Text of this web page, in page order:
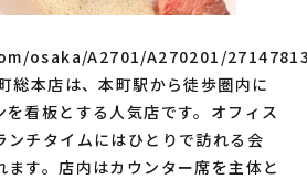
osaka/A2701/A270201/
総本店は、本町駅から徒歩圏内に
を看板とする人気店です。オフィス
ンチタイムにはひとりで訪れる会
す。店内はカウンター席を主体と